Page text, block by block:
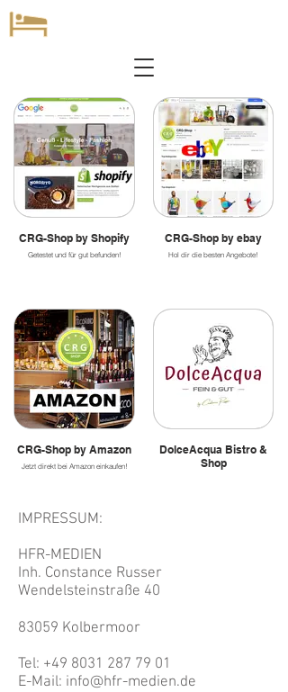
CRG-Shop by Shopify
Getestet und für gut befunden!
CRG-Shop by ebay
Hol dir die besten Angebote!
CRG-Shop by Amazon
Jetzt direkt bei Amazon einkaufen!
DolceAcqua Bistro &
Shop
IMPRESSUM:
HFR-MEDIEN
Inh. Constance Russer
Wendelsteinstraße 40
83059 Kolbermoor
Tel: +49 8031 287 79 01
E-Mail: info@hfr-medien.de